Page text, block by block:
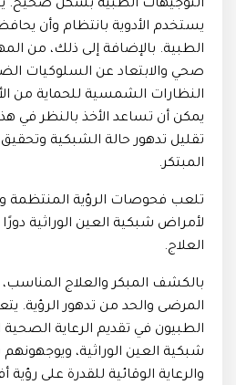
التوجيهات الطبية بشكل صحيح.
يستخدم الأدوية بانتظام وأن
الطبية. بالإضافة إلى ذلك، من
صحي والابتعاد عن السلوكيات
النظارات الشمسية للحماية من
يمكن أن تساعد الأخذ بالنظر في
تقليل تدهور حالة الشبكية
المبتكر.
تلعب فحوصات الرؤية المنتظمة
لأمراض شبكية العين الوراثية
العلاج.
بالكشف المبكر والعلاج
المرضى والحد من تدهور الرؤية.
الطبيون في تقديم الرعاية
شبكية العين الوراثية،
والرعاية الوقائية للقدرة على